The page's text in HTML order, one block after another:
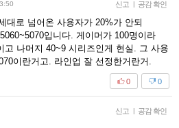
신고 | 공감 확인
대로 넘어온 사용자가 20%가 안되
입니다. 게이머가 100명이라
고 나머지 40~9 시리즈인게 현실. 그 사용
이란거고. 라인업 잘 선정한거란거.
0
0
신고 | 공감 확인